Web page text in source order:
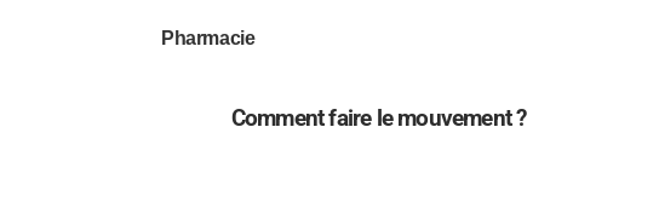
Pharmacie
Comment faire le mouvement ?